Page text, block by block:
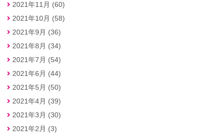
2021年11月 (60)
2021年10月 (58)
2021年9月 (36)
2021年8月 (34)
2021年7月 (54)
2021年6月 (44)
2021年5月 (50)
2021年4月 (39)
2021年3月 (30)
2021年2月 (3)